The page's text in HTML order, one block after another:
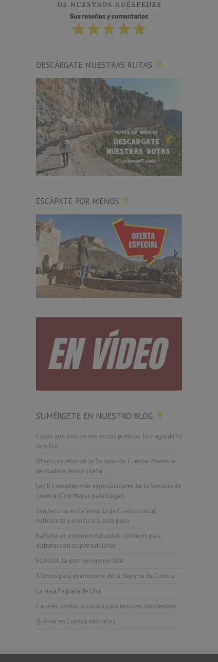
DESCÁRGATE NUESTRAS RUTAS
ESCÁPATE POR MENOS
SUMÉRGETE EN NUESTRO BLOG
Cosas que solo se ven en los pueblos: la magia de lo
sencillo
Oficios extintos de la Serranía de Cuenca: memoria
de madera, resina y lana.
Las 8 Cascadas más espectaculares de la Serranía de
Cuenca (Con Mapas para Llegar)
Senderismo en la Serranía de Cuenca: salud,
naturaleza y aventura a cada paso
Bañarse en entornos naturales: consejos para
disfrutar con responsabilidad
EL AGUA, la gran incomprendida
3 Libros para enamorarse de la Serranía de Cuenca
La vieja Peguera de Uña
Carteles contra la basura para remover conciencias
Qué ver en Cuenca con niños